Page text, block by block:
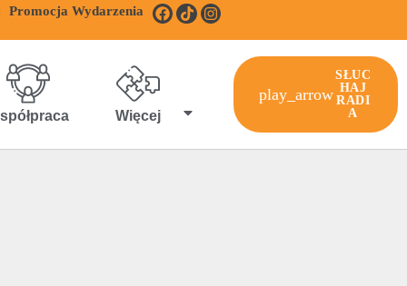
Promocja Wydarzenia
Więcej
play_arrow
SŁUC
HAJ
RADI
A